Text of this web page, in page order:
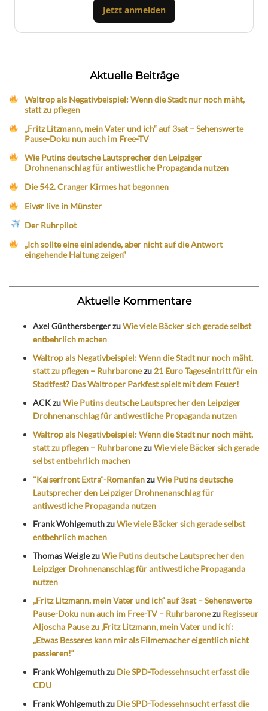
Jetzt anmelden
Aktuelle Beiträge
Waltrop als Negativbeispiel: Wenn die Stadt nur noch mäht,
statt zu pflegen
„Fritz Litzmann, mein Vater und ich“ auf 3sat – Sehenswerte
Pause-Doku nun auch im Free-TV
Wie Putins deutsche Lautsprecher den Leipziger
Drohnenanschlag für antiwestliche Propaganda nutzen
Die 542. Cranger Kirmes hat begonnen
Eivør live in Münster
Der Ruhrpilot
„Ich sollte eine einladende, aber nicht auf die Antwort
eingehende Haltung zeigen“
Aktuelle Kommentare
Axel GünthersbergerzuWie viele Bäcker sich gerade selbst
entbehrlich machen
Waltrop als Negativbeispiel: Wenn die Stadt nur noch mäht,
statt zu pflegen – Ruhrbaronezu 21 Euro Tageseintritt für ein
Stadtfest? Das Waltroper Parkfest spielt mit dem Feuer!
ACKzuWie Putins deutsche Lautsprecher den Leipziger
Drohnenanschlag für antiwestliche Propaganda nutzen
Waltrop als Negativbeispiel: Wenn die Stadt nur noch mäht,
statt zu pflegen – RuhrbaronezuWie viele Bäcker sich gerade
selbst entbehrlich machen
"Kaiserfront Extra"-RomanfanzuWie Putins deutsche
Lautsprecher den Leipziger Drohnenanschlag für
antiwestliche Propaganda nutzen
Frank WohlgemuthzuWie viele Bäcker sich gerade selbst
entbehrlich machen
Thomas WeiglezuWie Putins deutsche Lautsprecher den
Leipziger Drohnenanschlag für antiwestliche Propaganda
nutzen
„Fritz Litzmann, mein Vater und ich“ auf 3sat – Sehenswerte
Pause-Doku nun auch im Free-TV – Ruhrbaronezu Regisseur
Aljoscha Pause zu ‚Fritz Litzmann, mein Vater und ich‘:
„Etwas Besseres kann mir als Filmemacher eigentlich nicht
passieren!“
Frank Wohlgemuthzu Die SPD-Todessehnsucht erfasst die
CDU
Frank Wohlgemuthzu Die SPD-Todessehnsucht erfasst die